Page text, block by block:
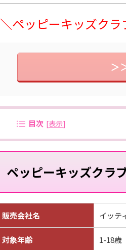
＼ペッピーキッズク
＞
目次 [表示]
ペッピーキッズクラ
販売会社名 イッテ
対象年齢 1-18歳